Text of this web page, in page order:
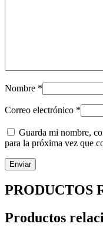
Nombre *
Correo electrónico *
Guarda mi nombre,
para la próxima vez que
PRODUCTOS
Productos